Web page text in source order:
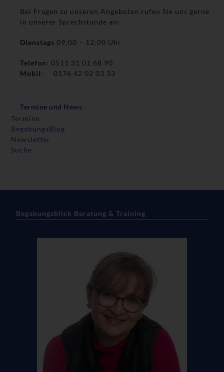
Bei Fragen zu unseren Angeboten rufen Sie uns gerne
in unserer Sprechstunde an:
Dienstags09:00 – 12:00 Uhr
Telefon: 0511 31 01 68 90
Mobil: 0176 42 02 03 33
Termine und News
Termine
BegabungsBlog
Newsletter
Suche
Begabungsblick Beratung & Training